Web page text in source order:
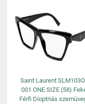
Saint Laurent
001 ONE SIZE (58)
Férfi Dioptriás